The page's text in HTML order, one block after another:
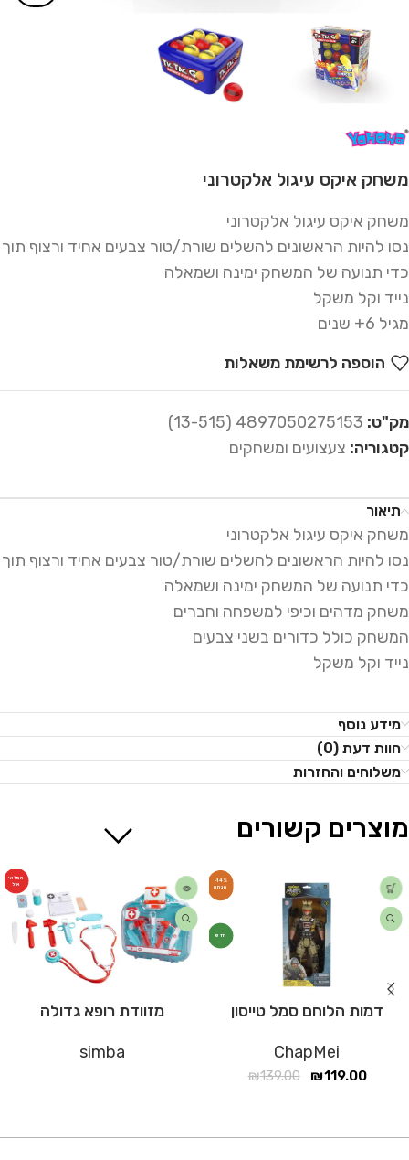
משחק איקס עיגול אלקטרוני
משחק איקס עיגול אלקטרוני
נסו להיות הראשונים להשלים שורת/טור צבעים אחיד ורצוף תוך
כדי תנועה של המשחק ימינה ושמאלה
נייד וקל משקל
מגיל 6+ שנים
הוספה לרשימת משאלות
מק"ט: 4897050275153 (13-515)
קטגוריה: צעצועים ומשחקים
תיאור
משחק איקס עיגול אלקטרוני
נסו להיות הראשונים להשלים שורת/טור צבעים אחיד ורצוף תוך
כדי תנועה של המשחק ימינה ושמאלה
משחק מדהים וכיפי למשפחה וחברים
המשחק כולל כדורים בשני צבעים
נייד וקל משקל
מידע נוסף
חוות דעת (0)
משלוחים והחזרות
מוצרים קשורים
-14%
חדש
דמות הלוחם סמל טייסון
ChapMei
₪139.00 ₪119.00
המלאי
אזל
מזוודת רופא גדולה
simba